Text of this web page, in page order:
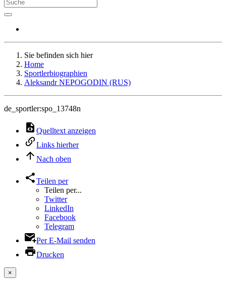
Sie befinden sich hier
Home
Sportlerbiographien
Aleksandr NEPOGODIN (RUS)
de_sportler:spo_13748n
Quelltext anzeigen
Links hierher
Nach oben
Teilen per
Teilen per...
Twitter
LinkedIn
Facebook
Telegram
Per E-Mail senden
Drucken
×